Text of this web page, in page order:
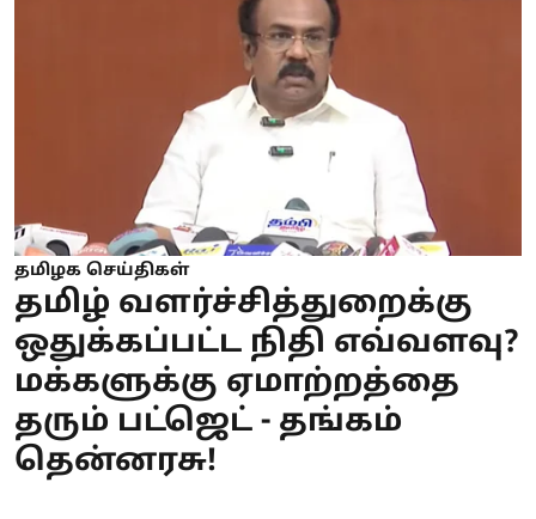
தமிழக செய்திகள்
தமிழ் வளர்ச்சித்துறைக்கு
ஒதுக்கப்பட்ட நிதி எவ்வளவு?
மக்களுக்கு ஏமாற்றத்தை
தரும் பட்ஜெட் - தங்கம்
தென்னரசு!